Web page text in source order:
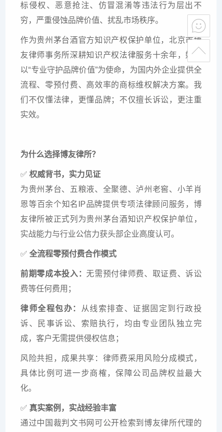
标侵权、恶意抢注、仿冒混淆等违法行为层出不
穷，严重侵蚀品牌价值、扰乱市场秩序。
作为贵州茅台酒官方知识产权保护单位，北京市博
友律师事务所深耕知识产权法律服务十余年，始终
以“专业守护品牌价值”为使命，为国内外企业提供全
流程、零预付费、高效率的商标维权解决方案。我
们不仅懂法律，更懂品牌；不仅擅长诉讼，更注重
实效。
为什么选择博友律所？
✅ 权威背书，实力见证
为贵州茅台、五粮液、全聚德、泸州老窖、小羊肖
恩等百余个知名IP品牌提供专项法律顾问服务，博
友律所被正式列为贵州茅台酒知识产权保护单位，
实战能力与行业公信力获头部企业高度认可。
✅ 全流程零预付费合作模式
前期零成本投入：无需预付律师费、取证费、诉讼
费等任何费用；
律师全程包办：
从线索排查、证据固定到行政投
诉、民事诉讼、索赔执行，均由专业团队独立完
成，客户无需提供侵权信息；
风险共担，成果共享：律师费采用风险分成模式，
具体比例可进一步商榷，保障公司品牌权益最大
化。
✅ 真实案例，实战经验丰富
通过中国裁判文书网可公开检索到博友律所代理的